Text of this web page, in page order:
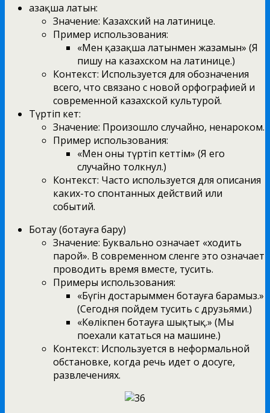
Қазақша латын:
Значение: Казахский на латинице.
Пример использования:
«Мен қазақша латынмен жазамын» (Я
пишу на казахском на латинице.)
Контекст: Используется для обозначения
всего, что связано с новой орфографией и
современной казахской культурой.
Түртіп кет:
Значение: Произошло случайно, ненароком.
Пример использования:
«Мен оны түртіп кеттім» (Я его
случайно толкнул.)
Контекст: Часто используется для описания
каких-то спонтанных действий или
событий.
Ботау (ботауға бару)
Значение: Буквально означает «ходить
парой». В современном сленге это означает
проводить время вместе, тусить.
Примеры использования:
«Бүгін достарыммен ботауға барамыз.»
(Сегодня пойдем тусить с друзьями.)
«Көлікпен ботауға шықтық.» (Мы
поехали кататься на машине.)
Контекст: Используется в неформальной
обстановке, когда речь идет о досуге,
развлечениях.